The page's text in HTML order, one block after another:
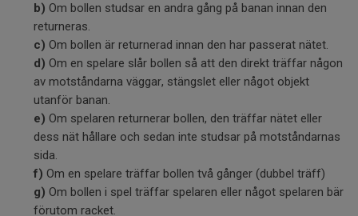
b) Om bollen studsar en andra gång på banan innan den
returneras.
c) Om bollen är returnerad innan den har passerat nätet.
d) Om en spelare slår bollen så att den direkt träffar någon
av motståndarna väggar, stängslet eller något objekt
utanför banan.
e) Om spelaren returnerar bollen, den träffar nätet eller
dess nät hållare och sedan inte studsar på motståndarnas
sida.
f) Om en spelare träffar bollen två gånger (dubbel träff)
g) Om bollen i spel träffar spelaren eller något spelaren bär
förutom racket.